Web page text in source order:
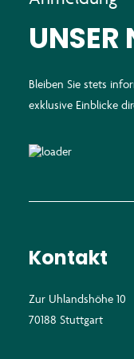
UNSER
Bleiben Sie stets
exklusive Einblicke
Kontakt
Zur Uhlandshöhe 10
70188 Stuttgart